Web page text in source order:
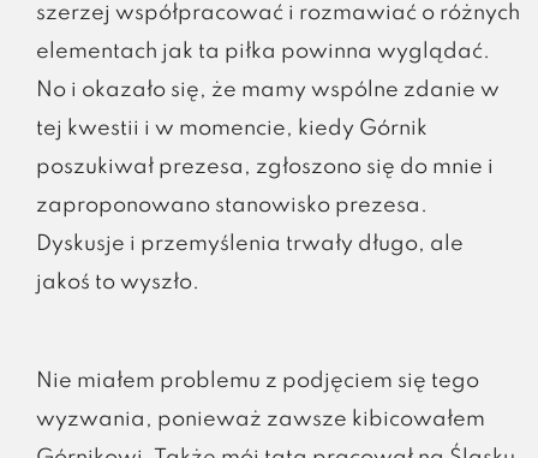
szerzej współpracować i rozmawiać o różnych
elementach jak ta piłka powinna wyglądać.
No i okazało się, że mamy wspólne zdanie w
tej kwestii i w momencie, kiedy Górnik
poszukiwał prezesa, zgłoszono się do mnie i
zaproponowano stanowisko prezesa.
Dyskusje i przemyślenia trwały długo, ale
jakoś to wyszło.
Nie miałem problemu z podjęciem się tego
wyzwania, ponieważ zawsze kibicowałem